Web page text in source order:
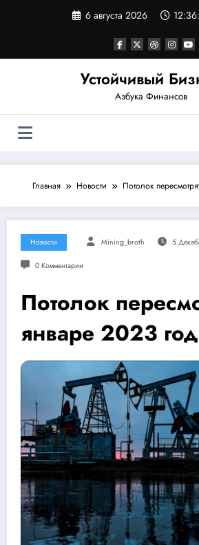
6 августа 2026
Устойчивый
Азбука Финансов
Главная Новости Потолок
Новости Mining_broth 5
0 Комментарии
Потолок
январе 2023